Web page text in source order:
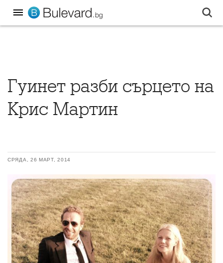
Гуинет разби сърцето на
Крис Мартин
СРЯДА, 26 МАРТ, 2014